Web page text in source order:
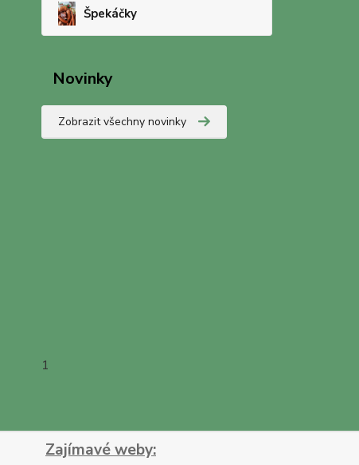
Špekáčky
Novinky
Zobrazit všechny novinky
1
Zajímavé weby: